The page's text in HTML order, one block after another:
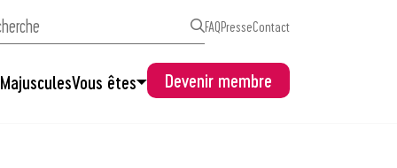
MajusculesVous êtes Devenir membre
FAQPresseContact